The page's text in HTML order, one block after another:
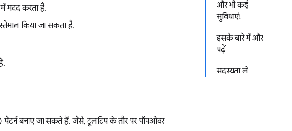
और भी कई
सुविधाएं!
इसके बारे में और
पढ़ें
सदस्यता लें
मदद करता है.
किया जा सकता है.
बनाए जा सकते हैं. जैसे, टूलटिप के तौर पर पॉपओवर